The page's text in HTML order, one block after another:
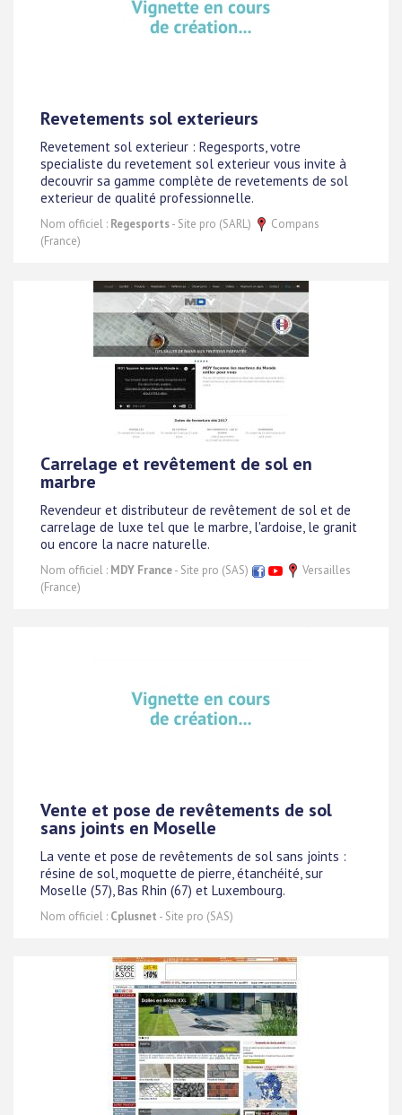
Revetements sol exterieurs
Revetement sol exterieur : Regesports, votre
specialiste du revetement sol exterieur vous invite à
decouvrir sa gamme complète de revetements de sol
exterieur de qualité professionnelle.
Nom officiel : Regesports- Site pro (SARL)
Compans
(France)
Carrelage et revêtement de sol en
marbre
Revendeur et distributeur de revêtement de sol et de
carrelage de luxe tel que le marbre, l'ardoise, le granit
ou encore la nacre naturelle.
Nom officiel : MDY France- Site pro (SAS)
Versailles
(France)
Vente et pose de revêtements de sol
sans joints en Moselle
La vente et pose de revêtements de sol sans joints :
résine de sol, moquette de pierre, étanchéité, sur
Moselle (57), Bas Rhin (67) et Luxembourg.
Nom officiel : Cplusnet - Site pro (SAS)